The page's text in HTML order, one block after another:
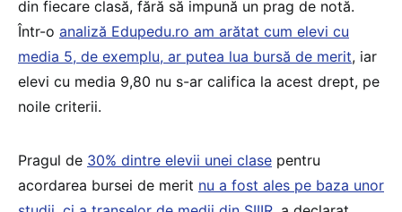
din fiecare clasă, fără să impună un prag de notă.
Într-o analiză Edupedu.ro am arătat cum elevi cu
media 5, de exemplu, ar putea lua bursă de merit, iar
elevi cu media 9,80 nu s-ar califica la acest drept, pe
noile criterii.
Pragul de 30% dintre elevii unei clase pentru
acordarea bursei de merit nu a fost ales pe baza unor